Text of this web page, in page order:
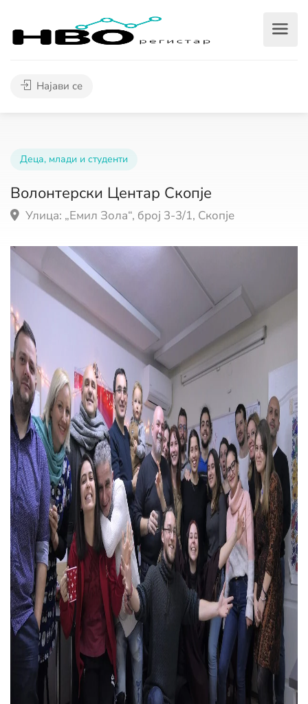
Најави се
Деца, млади и студенти
Волонтерски Центар Скопје
Улица: „Емил Зола“, број 3-3/1, Скопје